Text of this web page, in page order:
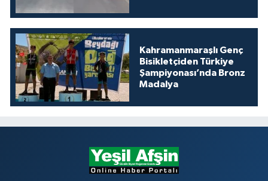
Kahramanmaraşlı Genç
Bisikletçiden Türkiye
Şampiyonası’nda Bronz
Madalya